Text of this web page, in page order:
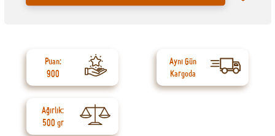
Puan:
900
Aynı Gün
Kargoda
Ağırlık:
500 gr